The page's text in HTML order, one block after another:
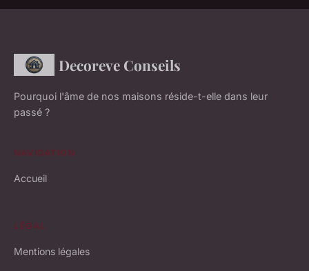
Decoreve Conseils
Pourquoi l'âme de nos maisons réside-t-elle dans leur
passé ?
NAVIGATION
Accueil
LÉGAL
Mentions légales